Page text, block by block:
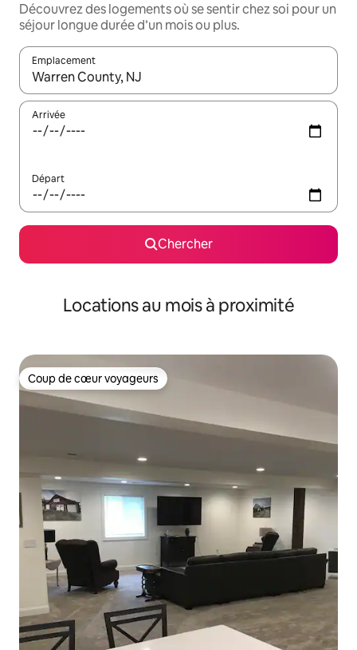
Découvrez des logements où se sentir chez soi pour un
séjour longue durée d’un mois ou plus.
Emplacement
Quand les résultats sont affichés, parcourez-les en utilisant
Arrivée
Départ
Chercher
Locations au mois à proximité
Coup de cœur voyageurs
Coup de cœur voyageurs